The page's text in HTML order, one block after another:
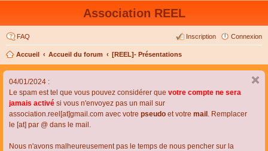
Association REEL
FAQ Connexion
Inscription
Accueil Accueil du forum [REEL]- Présentations
04/01/2024 :
Le spam est tel que vous pouvez considérer que votre compte ne sera
jamais activé si vous n'envoyez pas un mail sur
association.reel[at]gmail.com avec votre pseudo et votre mail . Remplacer
le [at] par @ dans le mail.
Nous n'avons malheureusement pas le temps de nous pencher sur la